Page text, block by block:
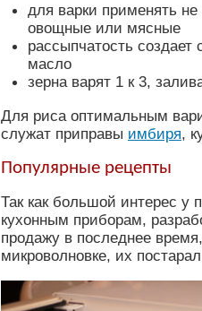
для варки применять
овощные или мясные
рассыпчатость создает
масло
зерна варят 1 к 3,
Для риса оптимальным
служат приправы имбиря,
Популярные рецепты
Так как большой интерес у
кухонным приборам,
продажу в последнее
микроволновке, их